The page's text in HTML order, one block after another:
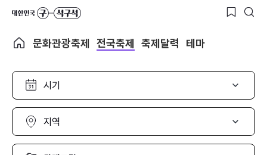
문화관광축제 전국축제 축제달력 테마
시
선
택
지
선
택
카